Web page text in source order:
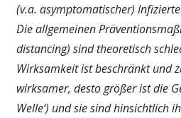
(v.a. asymptomatischer)
Die allgemeinen
distancing) sind theoretisch
Wirksamkeit ist beschränkt und
wirksamer, desto größer ist die
Welle‘) und siesind hinsichtlich